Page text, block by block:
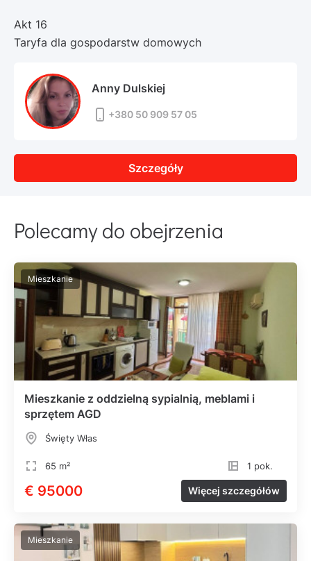
Akt 16
Taryfa dla gospodarstw domowych
Anny Dulskiej
+380 50 909 57 05
Szczegóły
Polecamy do obejrzenia
Mieszkanie
Mieszkanie z oddzielną sypialnią, meblami i
sprzętem AGD
Święty Włas
65 m² 1 pok.
€ 95000 Więcej szczegółów
Mieszkanie